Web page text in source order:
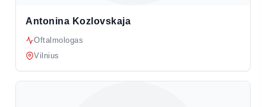
Antonina Kozlovskaja
Oftalmologas
Vilnius